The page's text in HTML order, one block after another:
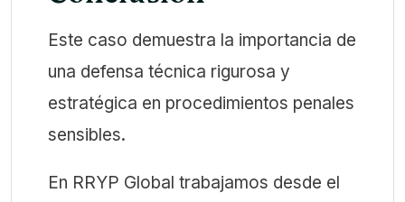
Este caso demuestra la importancia de
una defensa técnica rigurosa y
estratégica en procedimientos penales
sensibles.
En RRYP Global trabajamos desde el